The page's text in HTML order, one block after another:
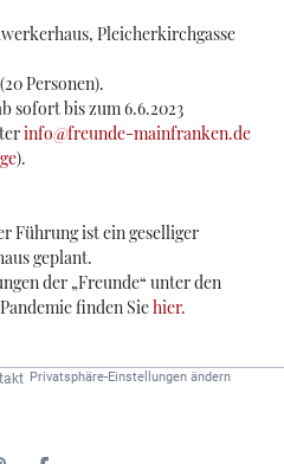
Pleicherkirchgasse
Personen).
sofort bis zum 6.6.2023
info@freunde-mainfranken.de
).
Führung ist ein geselliger
geplant.
der „Freunde“ unter den
finden Siehier.
Privatsphäre-Einstellungen ändern